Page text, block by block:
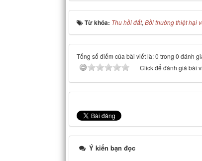
Từ khóa: Thu hồi đất, Bồi thường thiệt hại
Tổng số điểm của bài viết là: 0 trong 0 đánh
Click để đánh giá bài
Ý kiến bạn đọc